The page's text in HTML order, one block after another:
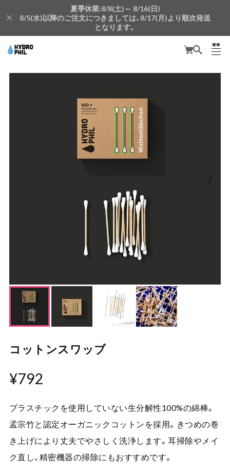
夏季休業:8/8(土)～ 8/16(日)
8/5(水)以降のご注文につきましては、8/17(月)より順次発送
となります。
MENU
CLOSE
コットンスワッブ
¥792
プラスチックを使用していない生分解性100%の綿棒。
孟宗竹と認定オーガニックコットンを採用。きつめの巻
き上げにより丈夫でやさしく洗浄します。耳掃除やメイ
ク直し、精密機器の掃除にもおすすめです。